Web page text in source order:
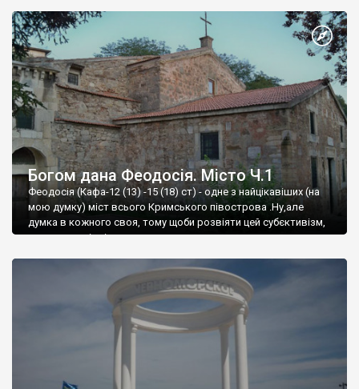
Богом дана Феодосія. Місто Ч.1
Феодосія (Кафа-12 (13) -15 (18) ст) - одне з найцікавіших (на
мою думку) міст всього Кримського півострова .Ну,але
думка в кожного своя, тому щоби розвіяти цей субєктивізм,
запрошую відвідати це